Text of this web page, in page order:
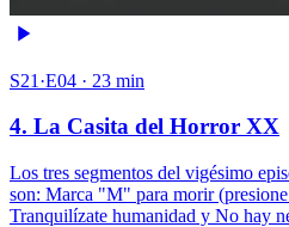
S21·E04 · 23 min
4. La Casita del Horror XX
Los tres segmentos del vigésimo
son: Marca "M" para morir
Tranquilízate humanidad y No hay